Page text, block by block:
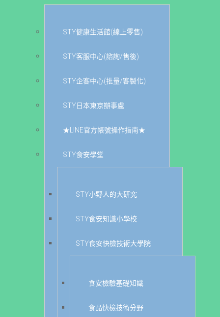
STY健康生活館(線上零售)
STY客服中心(諮詢/售後)
STY企客中心(批量/客製化)
STY日本東京辦事處
★LINE官方帳號操作指南★
STY食安學堂
STY小野人的大研究
STY食安知識小學校
STY食安快檢技術大學院
食安檢驗基礎知識
食品快檢技術分野